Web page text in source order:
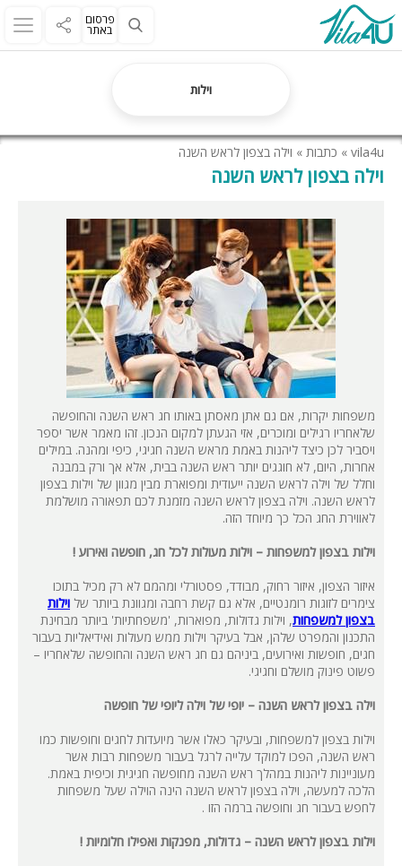
פרסום
באתר
וילות
vila4u
» כתבות » וילה בצפון לראש השנה
וילה בצפון לראש השנה
משפחות יקרות, אם גם אתן מאסתן באותו חג ראש השנה והחופשה
שלאחריו רגילים ומוכרים, אזי הגעתן למקום הנכון. זהו מאמר אשר יספר
ויסביר לכן כיצד ליהנות באמת מראש השנה חגיגי, כיפי ומהנה. במילים
אחרות, היום, לא חוגגים יותר ראש השנה בבית, אלא אך ורק במבנה
וחלל של וילה לראש השנה ייעודית ומפוארת מבין מגוון של וילות בצפון
לראש השנה. וילה בצפון לראש השנה מזמנת לכם תפאורה מושלמת
לאווירת החג הכל כך מיוחד הזה.
וילות בצפון למשפחות – וילות מעולות לכל חג, חופשה ואירוע !
איזור הצפון, איזור רחוק, מבודד, פסטורלי ומהמם לא רק מכיל בתוכו
צימרים לזוגות רומנטיים, אלא גם קשת רחבה ומגוונת ביותר של וילות
בצפון למשפחות, וילות גדולות, מפוארות, 'משפחתיות' ביותר מבחינת
התכנון והמפרט שלהן, אבל בעיקר וילות ממש מעולות ואידיאליות בעבור
חגים, חופשות ואירועים, ביניהם גם חג ראש השנה והחופשה שלאחריו –
פשוט פינוק מושלם וחגיגי.
וילה בצפון לראש השנה – יופי של וילה ליופי של חופשה
וילות בצפון למשפחות, ובעיקר כאלו אשר מיועדות לחגים וחופשות כמו
ראש השנה, הפכו למוקד עלייה לרגל בעבור משפחות רבות אשר
מעוניינות ליהנות במהלך ראש השנה מחופשה חגיגית וכיפית באמת.
הלכה למעשה, וילה בצפון לראש השנה הינה הוילה שעל משפחות
לחפש בעבור חג וחופשה ברמה הזו .
וילות בצפון לראש השנה – גדולות, מפנקות ואפילו חלומיות !